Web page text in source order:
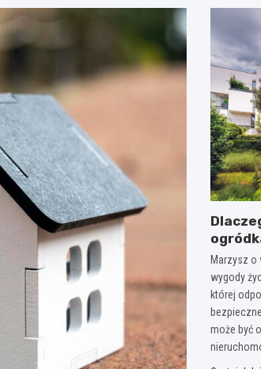
Marzysz o
wygody
której
może być